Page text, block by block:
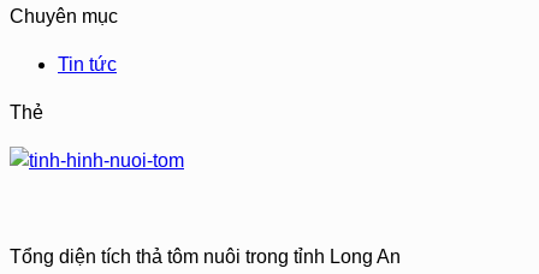
Chuyên mục
Tin tức
Thẻ
Tổng diện tích thả tôm nuôi trong tỉnh Long An